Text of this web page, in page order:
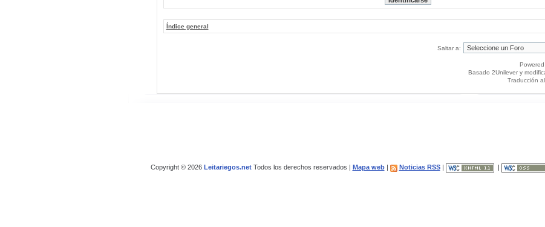
Índice general
Saltar a:
Basado 2Unilever y
Traducción
Copyright © 2026 Leitariegos.netTodos los derechos reservados | Mapa web| Noticias RSS|